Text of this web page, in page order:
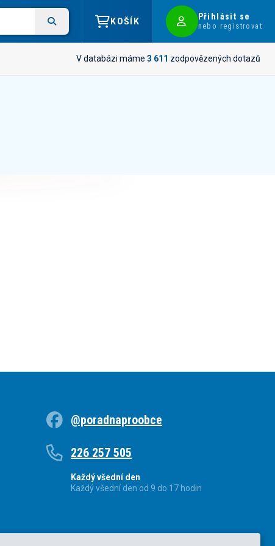
KOŠÍK Přihlásit se
nebo registrovat
V databázi máme 3 611 zodpovězených dotazů
@poradnaproobce
226 257 505
Každý všední den
Každý všední den od 9 do 17 hodin